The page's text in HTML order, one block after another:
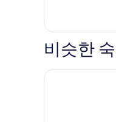
히
기
비슷한
푸켓 메리어트